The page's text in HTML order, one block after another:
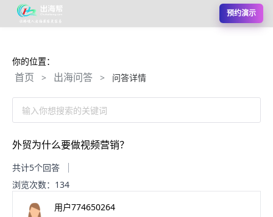
预约演示
你的位置：
首页 > 出海问答 > 问答详情
输入你想搜索的关键词
外贸为什么要做视频营销？
共计5个回答
浏览次数：134
用户774650264